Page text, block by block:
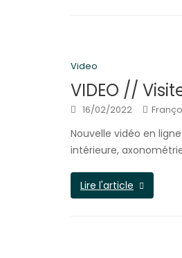
Video
VIDEO //
16/02/2022
Nouvelle vidéo en
intérieure,
Lire l'article